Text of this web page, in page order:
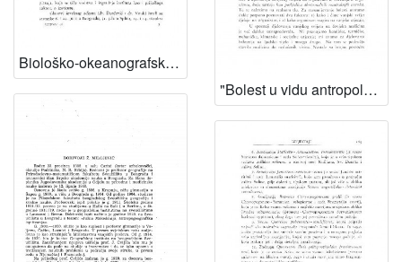
Biološko-okeanografski institut u godini 1933 / V. Vouk
"Bolest u vidu antropologije" / A. Šercer